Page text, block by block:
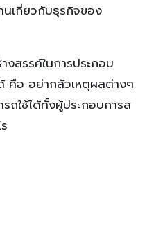
เกี่ยวกับธุรกิจของ
งสรรค์ในการประกอบ
คือ อย่ากลัวเหตุผลต่างๆ
ถใช้ได้ทั้งผู้ประกอบการส